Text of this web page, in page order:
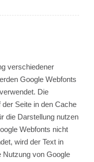
verschiedener
Google Webfonts
Die
Seite in den Cache
die Darstellung nutzen
Webfonts nicht
wird der Text in
Nutzung von Google